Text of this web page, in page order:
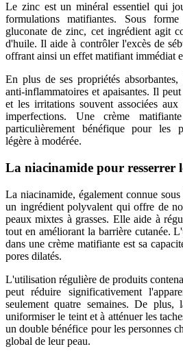
Le zinc est un minéral essentiel qui
formulations matifiantes. Sous
gluconate de zinc, cet ingrédient agit
d'huile. Il aide à contrôler l'excès de
offrant ainsi un effet matifiant immédiat
En plus de ses propriétés
anti-inflammatoires et apaisantes. Il
et les irritations souvent associées aux
imperfections. Une crème
particulièrement bénéfique pour les
légère à modérée.
La niacinamide pour resserrer
La niacinamide, également connue
un ingrédient polyvalent qui offre de
peaux mixtes à grasses. Elle aide à
tout en améliorant la barrière cutanée.
dans une crème matifiante est sa
pores dilatés.
L'utilisation régulière de produits
peut réduire significativement
seulement quatre semaines. De plus,
uniformiser le teint et à atténuer les
un double bénéfice pour les personnes
global de leur peau.